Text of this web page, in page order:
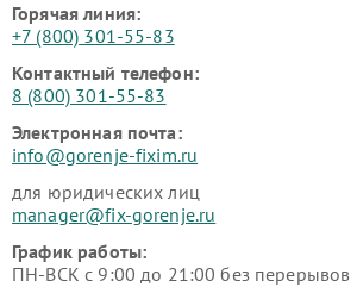
Горячая линия:
+7 (800) 301-55-83
Контактный телефон:
8 (800) 301-55-83
Электронная почта:
info@gorenje-fixim.ru
для юридических лиц
manager@fix-gorenje.ru
График работы:
ПН-ВСК с 9:00 до 21:00 без